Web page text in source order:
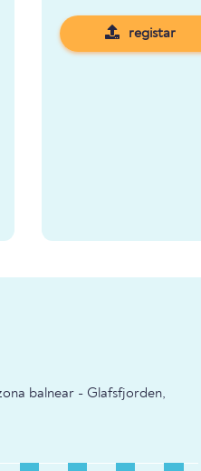
registar
balnear - Glafsfjorden,